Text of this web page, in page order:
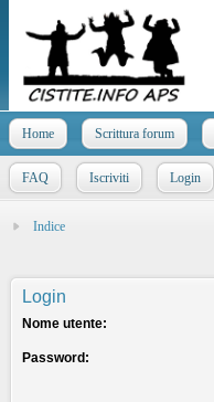
Home Scrittura forum
FAQ Iscriviti Login
Indice
Login
Nome utente:
Password: